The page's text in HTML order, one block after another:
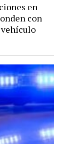
en
con
vehículo